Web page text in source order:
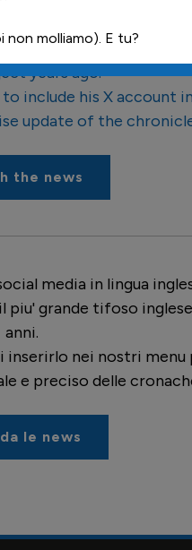
social media in
the greatest English
years ago.
include his X account
update of the
the news
media in lingua
piu' grande tifoso
anni.
inserirlo nei nostri
e preciso delle
le news
non molliamo). E tu?